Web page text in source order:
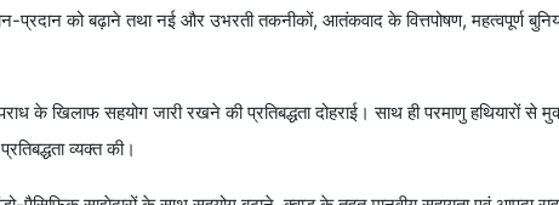
को बढ़ाने तथा नई और उभरती तकनीकों, आतंकवाद के वित्तपोषण, महत्वपूर्ण
के खिलाफ सहयोग जारी रखने की प्रतिबद्धता दोहराई। साथ ही परमाणु हथियारों से
व्यक्त की।